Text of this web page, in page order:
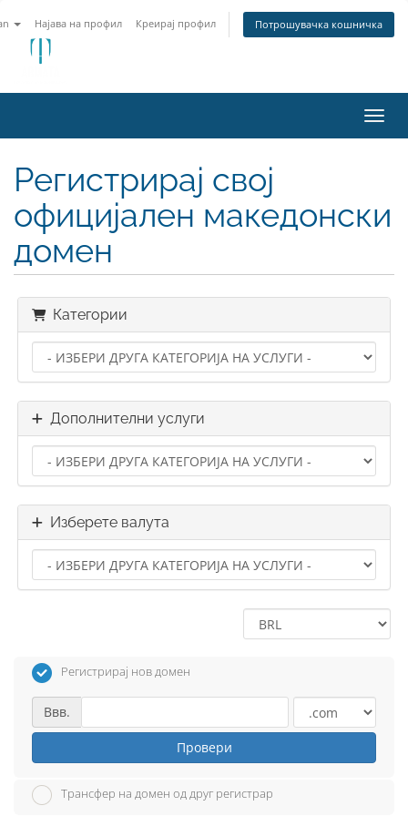
Најава на профил Креирај профил Потрошувачка кошничка
Регистрирај свој
официјален македонски
домен
Категории
Дополнителни услуги
Изберете валута
Регистрирај нов домен
Ввв.
Провери
Трансфер на домен од друг регистрар